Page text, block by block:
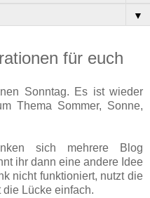
▼
für euch
Sonntag. Es ist wieder
Thema Sommer, Sonne,
sich mehrere Blog
ihr dann eine andere Idee
nicht funktioniert, nutzt die
Lücke einfach.